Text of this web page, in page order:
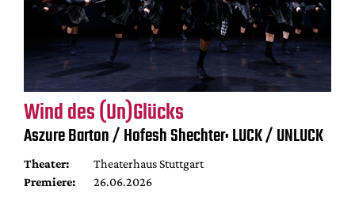
Wind des (Un)Glücks
Aszure Barton / Hofesh Shechter: LUCK / UNLUCK
Theater:
Theaterhaus Stuttgart
Premiere:
26.06.2026